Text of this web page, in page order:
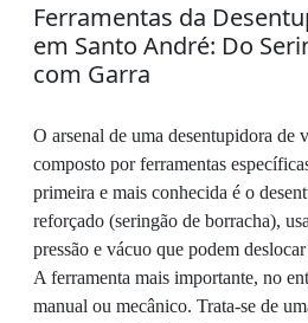
Ferramentas da
em Santo André: Do
com Garra
O arsenal de uma desentupidora de
composto por ferramentas
primeira e mais conhecida é o
reforçado (seringão de borracha),
pressão e vácuo que podem
A ferramenta mais importante, no
manual ou mecânico. Trata-se de